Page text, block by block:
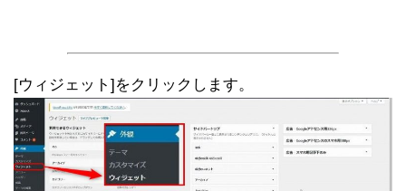
[ウィジェット]をクリックします。